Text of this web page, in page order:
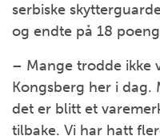
serbiske
og endte på 18
– Mange trodde ikke
Kongsberg her i dag.
det er blitt et
tilbake. Vi har hatt